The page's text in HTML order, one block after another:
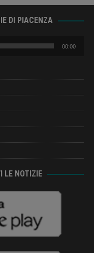
DI PIACENZA
00:00
LE NOTIZIE